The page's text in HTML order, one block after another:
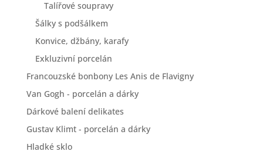
Talířové soupravy
Šálky s podšálkem
Konvice, džbány, karafy
Exkluzivní porcelán
Francouzské bonbony Les Anis de Flavigny
Van Gogh - porcelán a dárky
Dárkové balení delikates
Gustav Klimt - porcelán a dárky
Hladké sklo